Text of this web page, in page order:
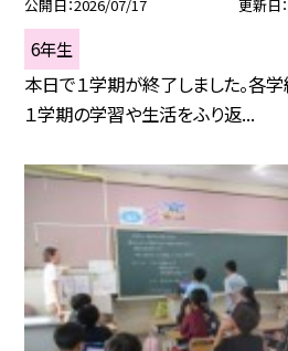
公開日 2026/07/17 更新日
6年生
本日で１学期が終了しました。各
１学期の学習や生活をふり返...